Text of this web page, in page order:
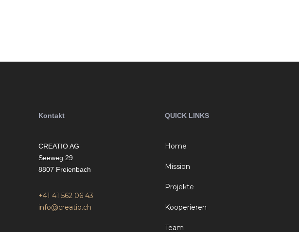
Kontakt
CREATIO AG
Seeweg 29
8807 Freienbach
+41 41 562 06 43
info@creatio.ch
QUICK LINKS
Home
Mission
Projekte
Kooperieren
Team